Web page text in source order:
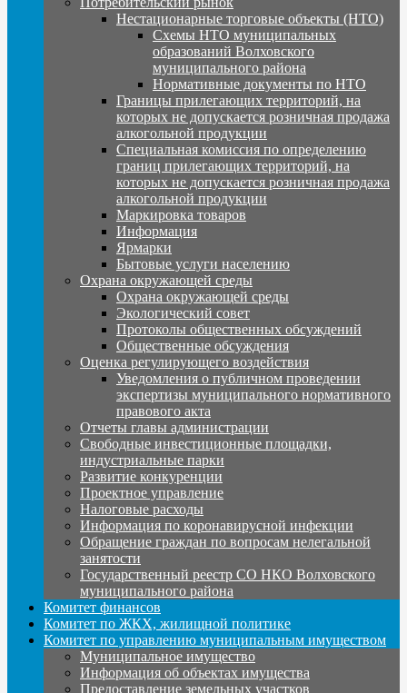
Нестационарные торговые объекты (НТО)
Схемы НТО муниципальных
образований Волховского
муниципального района
Нормативные документы по НТО
Границы прилегающих территорий, на
которых не допускается розничная продажа
алкогольной продукции
Специальная комиссия по определению
границ прилегающих территорий, на
которых не допускается розничная продажа
алкогольной продукции
Маркировка товаров
Информация
Ярмарки
Бытовые услуги населению
Охрана окружающей среды
Охрана окружающей среды
Экологический совет
Протоколы общественных обсуждений
Общественные обсуждения
Оценка регулирующего воздействия
Уведомления о публичном проведении
экспертизы муниципального нормативного
правового акта
Отчеты главы администрации
Свободные инвестиционные площадки,
индустриальные парки
Развитие конкуренции
Проектное управление
Налоговые расходы
Информация по коронавирусной инфекции
Обращение граждан по вопросам нелегальной
занятости
Государственный реестр СО НКО Волховского
муниципального района
Комитет финансов
Комитет по ЖКХ, жилищной политике
Комитет по управлению муниципальным имуществом
Муниципальное имущество
Информация об объектах имущества
Предоставление земельных участков